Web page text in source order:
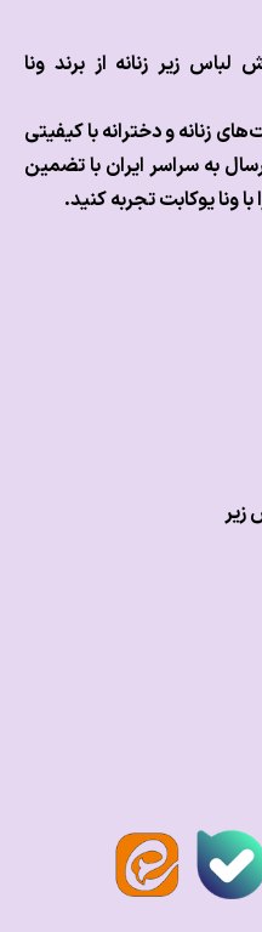
زنانه از برند ونا
و دخترانه با کیفیتی
سراسر ایران با تضمین
تجربه کنید.